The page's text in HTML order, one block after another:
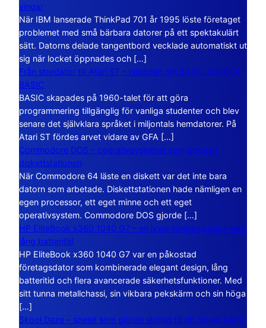
vingar
När IBM lanserade ThinkPad 701 år 1995 löste företaget
problemet med små bärbara datorer på ett spektakulärt
sätt. Datorns delade tangentbord vecklade automatiskt ut
sig när locket öppnades och […]
Från stordator till Atari ST – historien om BASIC och GFA
BASIC
BASIC skapades på 1960-talet för att göra
programmering tillgänglig för vanliga studenter och blev
senare det självklara språket i miljontals hemdatorer. På
Atari ST fördes arvet vidare av GFA […]
Commodore DOS – operativsystemet som bodde i
diskettstationen
När Commodore 64 läste en diskett var det inte bara
datorn som arbetade. Diskettstationen hade nämligen en
egen processor, ett eget minne och ett eget
operativsystem. Commodore DOS gjorde […]
HP EliteBook x360 1040 G7 – en lyxig företagsdator med
lång batteritid
HP EliteBook x360 1040 G7 var en påkostad
företagsdator som kombinerade elegant design, lång
batteritid och flera avancerade säkerhetsfunktioner. Med
sitt tunna metallchassi, sin vikbara pekskärm och sin höga
[…]
Skool Daze – spelet som gjorde skolan till ett öppet kaos